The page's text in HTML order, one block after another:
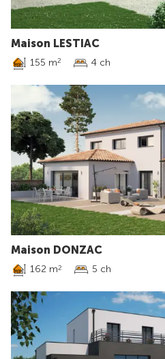
Maison LESTIAC
155 m2 4 ch
Maison DONZAC
162 m2 5 ch